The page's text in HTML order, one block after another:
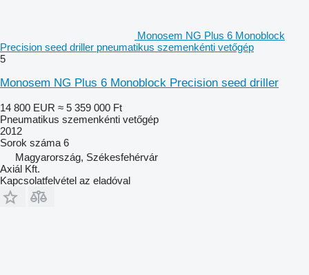
Monosem NG Plus 6 Monoblock
Precision seed driller pneumatikus szemenkénti vetőgép
5
Monosem NG Plus 6 Monoblock Precision seed driller
14 800 EUR ≈ 5 359 000 Ft
Pneumatikus szemenkénti vetőgép
2012
Sorok száma 6
Magyarország, Székesfehérvár
Axiál Kft.
Kapcsolatfelvétel az eladóval